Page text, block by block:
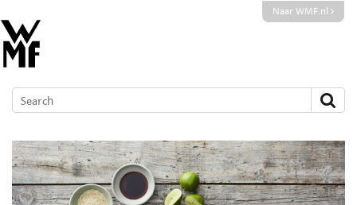
Naar WMF.nl